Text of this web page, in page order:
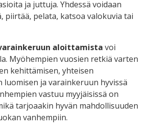
ja juttuja. Yhdessä voidaan
piirtää, pelata, katsoa valokuvia tai
aloittamista voi
Myöhempien vuosien retkiä varten
kehittämisen, yhteisen
ja varainkeruun hyvissä
vastuu myyjäisissä on
tarjoaakin hyvän mahdollisuuden
vanhempiin.